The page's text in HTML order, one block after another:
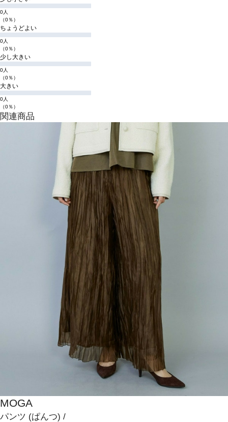
0人
（0％）
ちょうどよい
0人
（0％）
少し大きい
0人
（0％）
大きい
0人
（0％）
関連商品
MOGA
パンツ (ぱんつ) /